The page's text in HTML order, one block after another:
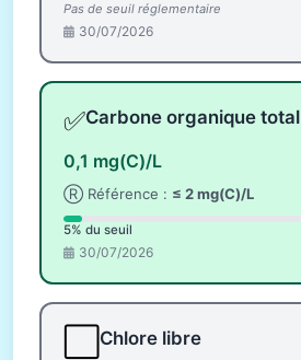
Pas de seuil réglementaire
30/07/2026
✅Carbone organique total
0,1 mg(C)/L
Ⓡ Référence : ≤ 2 mg(C)/L
5% du seuil
30/07/2026
Chlore libre